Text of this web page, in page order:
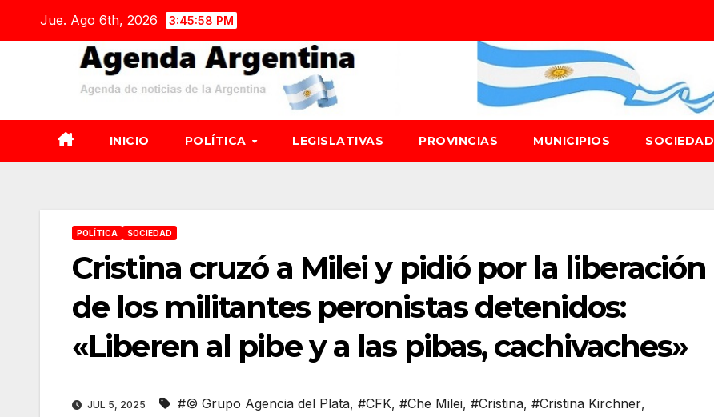
Jue. Ago 6th, 2026 3:45:59 PM
INICIO POLÍTICA LEGISLATIVAS PROVINCIAS MUNICIPIOS SOCIEDAD
POLÍTICA SOCIEDAD
Cristina cruzó a Milei y pidió por la liberación
de los militantes peronistas detenidos:
«Liberen al pibe y a las pibas, cachivaches»
JUL 5, 2025 #© Grupo Agencia del Plata, #CFK, #Che Milei, #Cristina, #Cristina Kirchner,